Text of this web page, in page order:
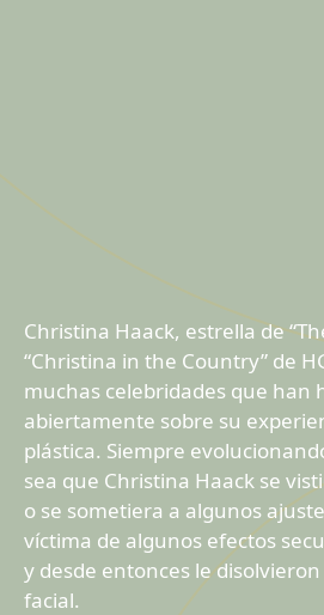
Christina Haack, estrella de
“Christina in the Country” de
muchas celebridades que han
abiertamente sobre su
plástica. Siempre
sea que Christina Haack se
o se sometiera a algunos
víctima de algunos efectos
y desde entonces le
facial.